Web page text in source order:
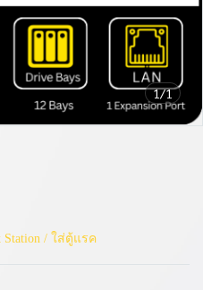
1/1
Station / ใส่ตู้แรค